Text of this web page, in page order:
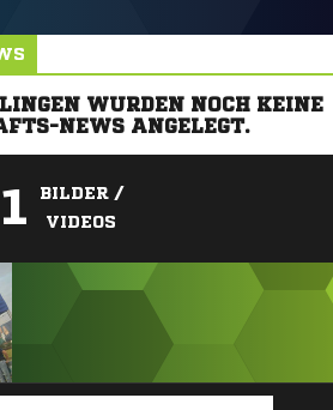
WURDEN NOCH KEINE
NEWS ANGELEGT.
1
BILDER /
VIDEOS
ANZEIGE